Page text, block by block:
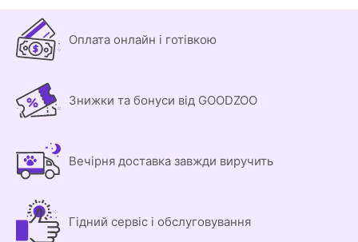
Оплата онлайн і готівкою
Знижки та бонуси від GOODZOO
Вечірня доставка завжди виручить
Гідний сервіс і обслуговування